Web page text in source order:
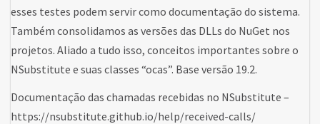
esses testes podem servir como documentação do sistema.
Também consolidamos as versões das DLLs do NuGet nos
projetos. Aliado a tudo isso, conceitos importantes sobre o
NSubstitute e suas classes “ocas”. Base versão 19.2.
Documentação das chamadas recebidas no NSubstitute –
https://nsubstitute.github.io/help/received-calls/